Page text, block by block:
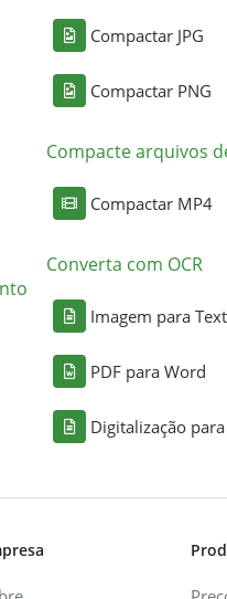
Compactar JPG
Compactar PNG
Compacte arquivos
Compactar MP4
Converta com OCR
Imagem para
PDF para Word
Digitalização